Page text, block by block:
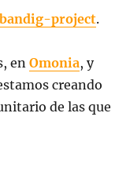
project.
en Omonia, y
creando
de las que